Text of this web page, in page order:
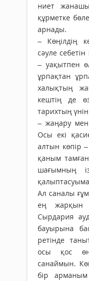
ниет
құрметке
арнады.
– Көңілдің
сәуле
– уақытпен
ұрпақтан
халықтың
кештің де
тарихтың
– жаңару
Осы екі
алтын көпір
қаным
шағымның
Ал саналы
ең жарқын
Сырдария
бауырына
ретінде
осы қос
санаймын.
бір арманым